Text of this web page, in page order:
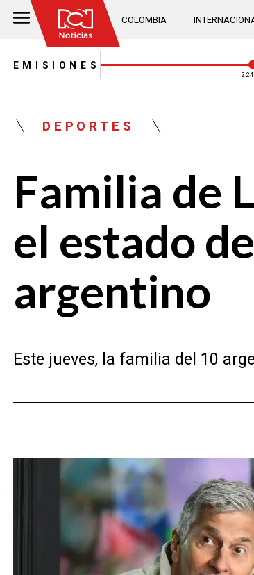
COLOMBIA
EMISIONES
DEPORTES
Familia de
el estado
argentino
Este jueves, la familia del 10